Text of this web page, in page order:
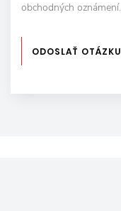
obchodných oznámení.
ODOSLAŤ OTÁZKU